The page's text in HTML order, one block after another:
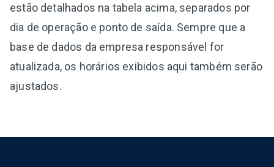
estão detalhados na tabela acima, separados por
dia de operação e ponto de saída. Sempre que a
base de dados da empresa responsável for
atualizada, os horários exibidos aqui também serão
ajustados.